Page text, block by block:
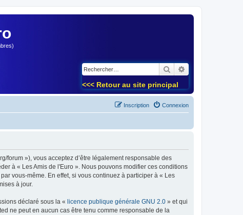
Rechercher
<<< Retour au site principal
Connexion
Inscription
forum »), vous acceptez d’être légalement responsable des
à « Les Amis de l'Euro ». Nous pouvons modifier ces conditions
vous-même. En effet, si vous continuez à participer à « Les
à jour.
déclaré sous la « licence publique générale GNU 2.0 » et qui
ne peut en aucun cas être tenu comme responsable de la